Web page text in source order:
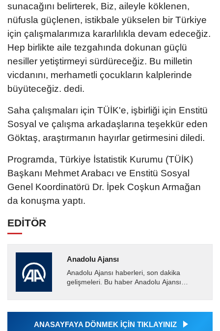
sunacağını belirterek, Biz, aileyle köklenen,
nüfusla güçlenen, istikbale yükselen bir Türkiye
için çalışmalarımıza kararlılıkla devam edeceğiz.
Hep birlikte aile tezgahında dokunan güçlü
nesiller yetiştirmeyi sürdüreceğiz. Bu milletin
vicdanını, merhametli çocukların kalplerinde
büyüteceğiz. dedi.
Saha çalışmaları için TÜİK'e, işbirliği için Enstitü
Sosyal ve çalışma arkadaşlarına teşekkür eden
Göktaş, araştırmanın hayırlar getirmesini diledi.
Programda, Türkiye İstatistik Kurumu (TÜİK)
Başkanı Mehmet Arabacı ve Enstitü Sosyal
Genel Koordinatörü Dr. İpek Coşkun Armağan
da konuşma yaptı.
EDİTÖR
Anadolu Ajansı
Anadolu Ajansı haberleri, son dakika
gelişmeleri. Bu haber Anadolu Ajansı
tarafından geçilen tüm...
ANASAYFAYA DÖNMEK İÇİN TIKLAYINIZ